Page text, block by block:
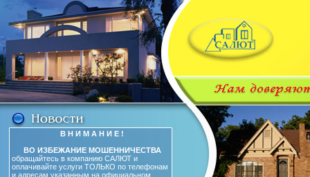
В Н И М А Н И Е !
ВО ИЗБЕЖАНИЕ МОШЕННИЧЕСТВА
обращайтесь в компанию САЛЮТ и
оплачивайте услуги ТОЛЬКО по телефонам
и адресам указанным на официальном